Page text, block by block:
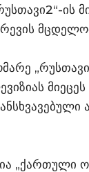
„ქართული